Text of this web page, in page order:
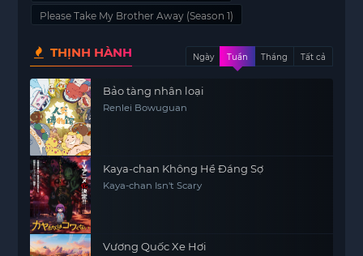
Please Take My Brother Away (Season 1)
THỊNH HÀNH Ngày Tuần Tháng Tất cả
Bảo tàng nhân loại
Renlei Bowuguan
Kaya-chan Không Hề Đáng Sợ
Kaya-chan Isn't Scary
Vương Quốc Xe Hơi